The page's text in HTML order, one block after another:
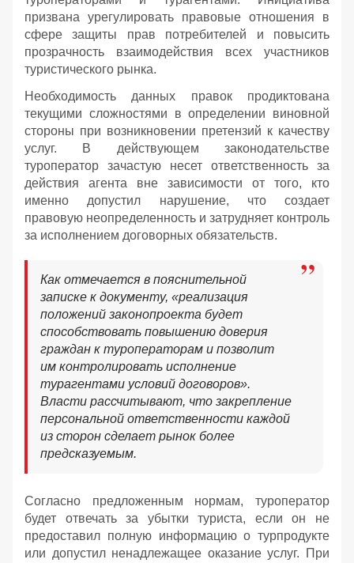
призвана урегулировать правовые отношения в
сфере защиты прав потребителей и повысить
прозрачность взаимодействия всех участников
туристического рынка.
Необходимость данных правок продиктована
текущими сложностями в определении виновной
стороны при возникновении претензий к качеству
услуг. В действующем законодательстве
туроператор зачастую несет ответственность за
действия агента вне зависимости от того, кто
именно допустил нарушение, что создает
правовую неопределенность и затрудняет контроль
за исполнением договорных обязательств.
Как отмечается в пояснительной
записке к документу, «реализация
положений законопроекта будет
способствовать повышению доверия
граждан к туроператорам и позволит
им контролировать исполнение
турагентами условий договоров».
Власти рассчитывают, что закрепление
персональной ответственности каждой
из сторон сделает рынок более
предсказуемым.
Согласно предложенным нормам, туроператор
будет отвечать за убытки туриста, если он не
предоставил полную информацию о турпродукте
или допустил ненадлежащее оказание услуг. При